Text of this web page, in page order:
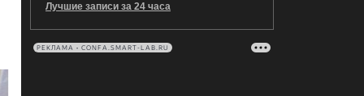
Лучшие записи за 24 часа
РЕКЛАМА • CONFA.SMART-LAB.RU